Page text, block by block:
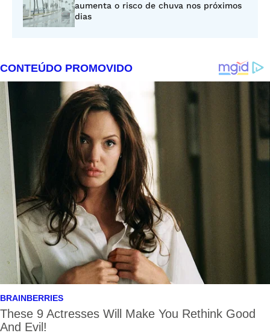
aumenta o risco de chuva nos próximos
dias